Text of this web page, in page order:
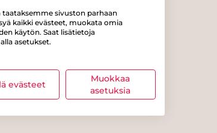
sivuston parhaan
kaikki evästeet, muokata omia
käytön. Saat lisätietoja
asetukset.
evästeet
Muokkaa
asetuksia